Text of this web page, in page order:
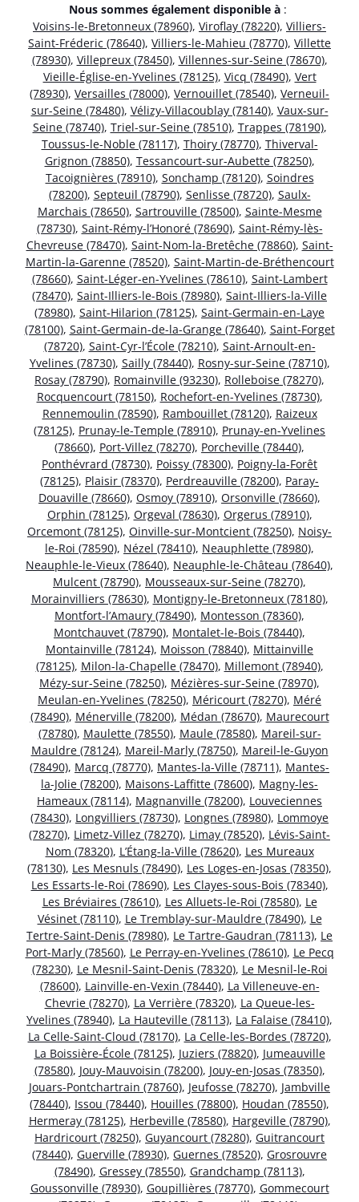
Nous sommes également disponible à :
Voisins-le-Bretonneux (78960), Viroflay (78220), Villiers-
Saint-Fréderic (78640), Villiers-le-Mahieu (78770), Villette
(78930), Villepreux (78450), Villennes-sur-Seine (78670),
Vieille-Église-en-Yvelines (78125), Vicq (78490), Vert
(78930), Versailles (78000), Vernouillet (78540), Verneuil-
sur-Seine (78480), Vélizy-Villacoublay (78140), Vaux-sur-
Seine (78740), Triel-sur-Seine (78510), Trappes (78190),
Toussus-le-Noble (78117), Thoiry (78770), Thiverval-
Grignon (78850), Tessancourt-sur-Aubette (78250),
Tacoignières (78910), Sonchamp (78120), Soindres
(78200), Septeuil (78790), Senlisse (78720), Saulx-
Marchais (78650), Sartrouville (78500), Sainte-Mesme
(78730), Saint-Rémy-l’Honoré (78690), Saint-Rémy-lès-
Chevreuse (78470), Saint-Nom-la-Bretêche (78860), Saint-
Martin-la-Garenne (78520), Saint-Martin-de-Bréthencourt
(78660), Saint-Léger-en-Yvelines (78610), Saint-Lambert
(78470), Saint-Illiers-le-Bois (78980), Saint-Illiers-la-Ville
(78980), Saint-Hilarion (78125), Saint-Germain-en-Laye
(78100), Saint-Germain-de-la-Grange (78640), Saint-Forget
(78720), Saint-Cyr-l’École (78210), Saint-Arnoult-en-
Yvelines (78730), Sailly (78440), Rosny-sur-Seine (78710),
Rosay (78790), Romainville (93230), Rolleboise (78270),
Rocquencourt (78150), Rochefort-en-Yvelines (78730),
Rennemoulin (78590), Rambouillet (78120), Raizeux
(78125), Prunay-le-Temple (78910), Prunay-en-Yvelines
(78660), Port-Villez (78270), Porcheville (78440),
Ponthévrard (78730), Poissy (78300), Poigny-la-Forêt
(78125), Plaisir (78370), Perdreauville (78200), Paray-
Douaville (78660), Osmoy (78910), Orsonville (78660),
Orphin (78125), Orgeval (78630), Orgerus (78910),
Orcemont (78125), Oinville-sur-Montcient (78250), Noisy-
le-Roi (78590), Nézel (78410), Neauphlette (78980),
Neauphle-le-Vieux (78640), Neauphle-le-Château (78640),
Mulcent (78790), Mousseaux-sur-Seine (78270),
Morainvilliers (78630), Montigny-le-Bretonneux (78180),
Montfort-l’Amaury (78490), Montesson (78360),
Montchauvet (78790), Montalet-le-Bois (78440),
Montainville (78124), Moisson (78840), Mittainville
(78125), Milon-la-Chapelle (78470), Millemont (78940),
Mézy-sur-Seine (78250), Mézières-sur-Seine (78970),
Meulan-en-Yvelines (78250), Méricourt (78270), Méré
(78490), Ménerville (78200), Médan (78670), Maurecourt
(78780), Maulette (78550), Maule (78580), Mareil-sur-
Mauldre (78124), Mareil-Marly (78750), Mareil-le-Guyon
(78490), Marcq (78770), Mantes-la-Ville (78711), Mantes-
la-Jolie (78200), Maisons-Laffitte (78600), Magny-les-
Hameaux (78114), Magnanville (78200), Louveciennes
(78430), Longvilliers (78730), Longnes (78980), Lommoye
(78270), Limetz-Villez (78270), Limay (78520), Lévis-Saint-
Nom (78320), L’Étang-la-Ville (78620), Les Mureaux
(78130), Les Mesnuls (78490), Les Loges-en-Josas (78350),
Les Essarts-le-Roi (78690), Les Clayes-sous-Bois (78340),
Les Bréviaires (78610), Les Alluets-le-Roi (78580), Le
Vésinet (78110), Le Tremblay-sur-Mauldre (78490), Le
Tertre-Saint-Denis (78980), Le Tartre-Gaudran (78113), Le
Port-Marly (78560), Le Perray-en-Yvelines (78610), Le Pecq
(78230), Le Mesnil-Saint-Denis (78320), Le Mesnil-le-Roi
(78600), Lainville-en-Vexin (78440), La Villeneuve-en-
Chevrie (78270), La Verrière (78320), La Queue-les-
Yvelines (78940), La Hauteville (78113), La Falaise (78410),
La Celle-Saint-Cloud (78170), La Celle-les-Bordes (78720),
La Boissière-École (78125), Juziers (78820), Jumeauville
(78580), Jouy-Mauvoisin (78200), Jouy-en-Josas (78350),
Jouars-Pontchartrain (78760), Jeufosse (78270), Jambville
(78440), Issou (78440), Houilles (78800), Houdan (78550),
Hermeray (78125), Herbeville (78580), Hargeville (78790),
Hardricourt (78250), Guyancourt (78280), Guitrancourt
(78440), Guerville (78930), Guernes (78520), Grosrouvre
(78490), Gressey (78550), Grandchamp (78113),
Goussonville (78930), Goupillières (78770), Gommecourt